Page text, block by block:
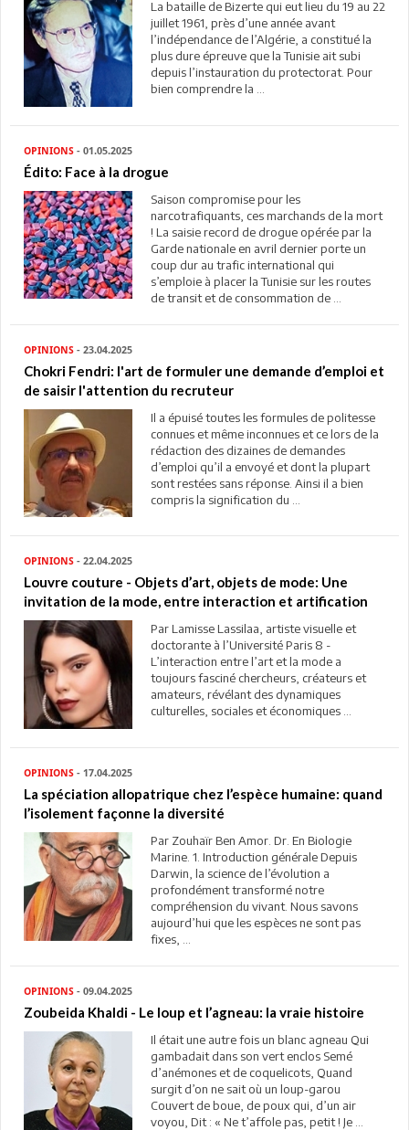
La bataille de Bizerte qui eut lieu du 19 au 22
juillet 1961, près d’une année avant
l’indépendance de l’Algérie, a constitué la
plus dure épreuve que la Tunisie ait subi
depuis l’instauration du protectorat. Pour
bien comprendre la ...
OPINIONS - 01.05.2025
Édito: Face à la drogue
Saison compromise pour les
narcotrafiquants, ces marchands de la mort
! La saisie record de drogue opérée par la
Garde nationale en avril dernier porte un
coup dur au trafic international qui
s’emploie à placer la Tunisie sur les routes
de transit et de consommation de ...
OPINIONS - 23.04.2025
Chokri Fendri: l'art de formuler une demande d’emploi et
de saisir l'attention du recruteur
Il a épuisé toutes les formules de politesse
connues et même inconnues et ce lors de la
rédaction des dizaines de demandes
d’emploi qu’il a envoyé et dont la plupart
sont restées sans réponse. Ainsi il a bien
compris la signification du ...
OPINIONS - 22.04.2025
Louvre couture - Objets d’art, objets de mode: Une
invitation de la mode, entre interaction et artification
Par Lamisse Lassilaa, artiste visuelle et
doctorante à l’Université Paris 8 -
L’interaction entre l’art et la mode a
toujours fasciné chercheurs, créateurs et
amateurs, révélant des dynamiques
culturelles, sociales et économiques ...
OPINIONS - 17.04.2025
La spéciation allopatrique chez l’espèce humaine: quand
l’isolement façonne la diversité
Par Zouhaïr Ben Amor. Dr. En Biologie
Marine. 1. Introduction générale Depuis
Darwin, la science de l’évolution a
profondément transformé notre
compréhension du vivant. Nous savons
aujourd’hui que les espèces ne sont pas
fixes, ...
OPINIONS - 09.04.2025
Zoubeida Khaldi - Le loup et l’agneau: la vraie histoire
Il était une autre fois un blanc agneau Qui
gambadait dans son vert enclos Semé
d’anémones et de coquelicots, Quand
surgit d’on ne sait où un loup-garou
Couvert de boue, de poux qui, d’un air
voyou, Dit : « Ne t’affole pas, petit ! Je ...